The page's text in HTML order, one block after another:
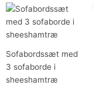
Sofabordssæt med
3 sofaborde i
sheeshamtræ